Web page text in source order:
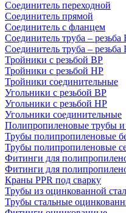
Соединитель переходной
Соединитель прямой
Соединитель с фланцем
Соединитель труба – резьба
Соединитель труба – резьба
Тройники с резьбой ВР
Тройники с резьбой НР
Тройники соединительные
Угольники с резьбой ВР
Угольники с резьбой НР
Угольники соединительные
Полипропиленовые трубы
Трубы полипропиленовые
Трубы полипропиленовые
Фитинги для
Фитинги для
Краны PPR под сварку
Трубы из оцинкованной
Трубы стальные